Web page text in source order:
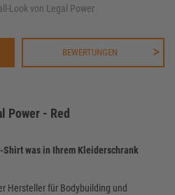
Look von Legal Power
BEWERTUNGEN
Power - Red
was in Ihrem Kleiderschrank
Hersteller für Bodybuilding und